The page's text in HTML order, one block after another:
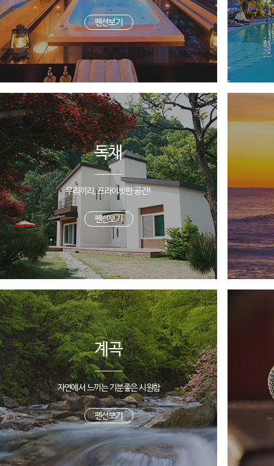
펜션보기
독채
우리끼리, 프라이빗한 공간!
펜션보기
계곡
자연에서 느끼는 기분좋은 시원함
펜션보기